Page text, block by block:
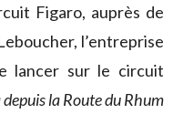
Figaro, auprès de
l’entreprise
lancer sur le circuit
depuis la Route du Rhum